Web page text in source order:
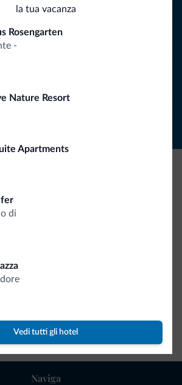
la tua vacanza
Rosengarten
-
Nature Resort
Apartments
di
Vedi tutti gli hotel
Segui Dolomiti.it
la nuova collezione
tanti. Ecco la nuova collezione firmata
Vai allo shop
Naviga